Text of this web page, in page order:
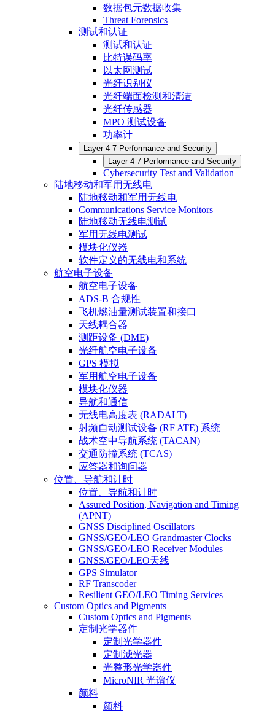
数据包元数据收集
Threat Forensics
测试和认证
测试和认证
比特误码率
以太网测试
光纤识别仪
光纤端面检测和清洁
光纤传感器
MPO 测试设备
功率计
Layer 4-7 Performance and Security
Layer 4-7 Performance and Security
Cybersecurity Test and Validation
陆地移动和军用无线电
陆地移动和军用无线电
Communications Service Monitors
陆地移动无线电测试
军用无线电测试
模块化仪器
软件定义的无线电和系统
航空电子设备
航空电子设备
ADS-B 合规性
飞机燃油量测试装置和接口
天线耦合器
测距设备 (DME)
光纤航空电子设备
GPS 模拟
军用航空电子设备
模块化仪器
导航和通信
无线电高度表 (RADALT)
射频自动测试设备 (RF ATE) 系统
战术空中导航系统 (TACAN)
交通防撞系统 (TCAS)
应答器和询问器
位置、导航和计时
位置、导航和计时
Assured Position, Navigation and Timing
(APNT)
GNSS Disciplined Oscillators
GNSS/GEO/LEO Grandmaster Clocks
GNSS/GEO/LEO Receiver Modules
GNSS/GEO/LEO天线
GPS Simulator
RF Transcoder
Resilient GEO/LEO Timing Services
Custom Optics and Pigments
Custom Optics and Pigments
定制光学器件
定制光学器件
定制滤光器
光整形光学器件
MicroNIR 光谱仪
颜料
颜料